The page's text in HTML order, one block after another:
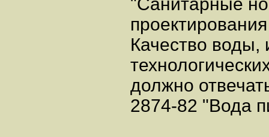
Качество воды,
должно
2874-82 "Вода